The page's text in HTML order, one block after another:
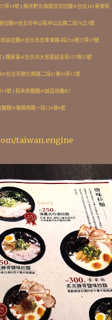
弄14號| 梅光軒北海道日式拉麵@台北101美食街
拉麵@台北市中山區中山北路二段78之3號
谷拉麵@台北市忠孝東路4段216巷27弄15號
| 麵屋喜@台北市大安區延吉街137巷22號
台北市敦化南路二段81巷45弄12號
號| 稻禾烏龍麵@誠品信義B2
麵@復興南路一段126巷6號
taiwan.engine